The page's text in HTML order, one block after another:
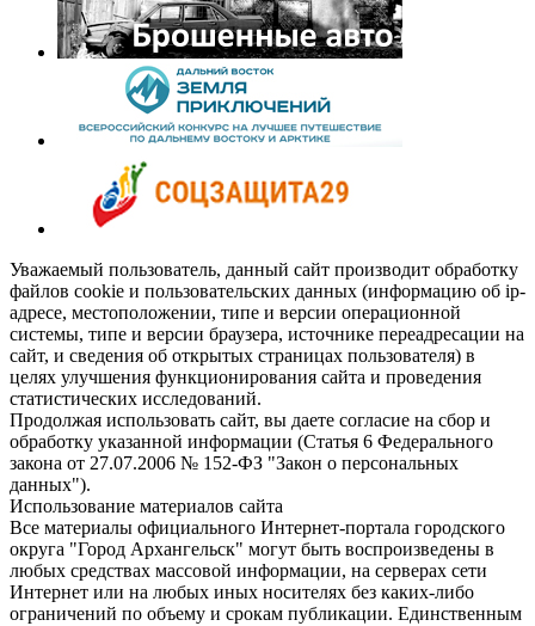
Уважаемый пользователь, данный сайт производит обработку
файлов cookie и пользовательских данных (информацию об ip-
адресе, местоположении, типе и версии операционной
системы, типе и версии браузера, источнике переадресации на
сайт, и сведения об открытых страницах пользователя) в
целях улучшения функционирования сайта и проведения
статистических исследований.
Продолжая использовать сайт, вы даете согласие на сбор и
обработку указанной информации (Статья 6 Федерального
закона от 27.07.2006 № 152-ФЗ "Закон о персональных
данных").
Использование материалов сайта
Все материалы официального Интернет-портала городского
округа "Город Архангельск" могут быть воспроизведены в
любых средствах массовой информации, на серверах сети
Интернет или на любых иных носителях без каких-либо
ограничений по объему и срокам публикации. Единственным